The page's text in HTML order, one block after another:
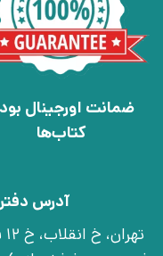
ضمانت اورجینال
کتاب‌ها
آدرس